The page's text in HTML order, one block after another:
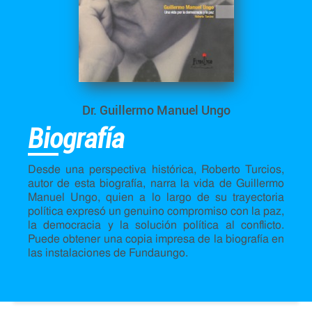
Dr. Guillermo Manuel Ungo
Biografía
Desde una perspectiva histórica, Roberto Turcios,
autor de esta biografía, narra la vida de Guillermo
Manuel Ungo, quien a lo largo de su trayectoria
política expresó un genuino compromiso con la paz,
la democracia y la solución política al conflicto.
Puede obtener una copia impresa de la biografía en
las instalaciones de Fundaungo.